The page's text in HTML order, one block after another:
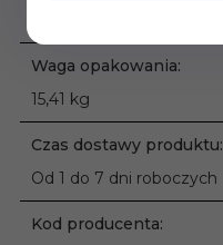
Waga opakowania:
15,41 kg
Czas dostawy produktu:
Od 1 do 7 dni roboczych
Kod producenta: